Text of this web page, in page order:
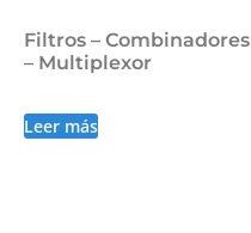
Filtros – Combinadores
– Multiplexor
Leer más